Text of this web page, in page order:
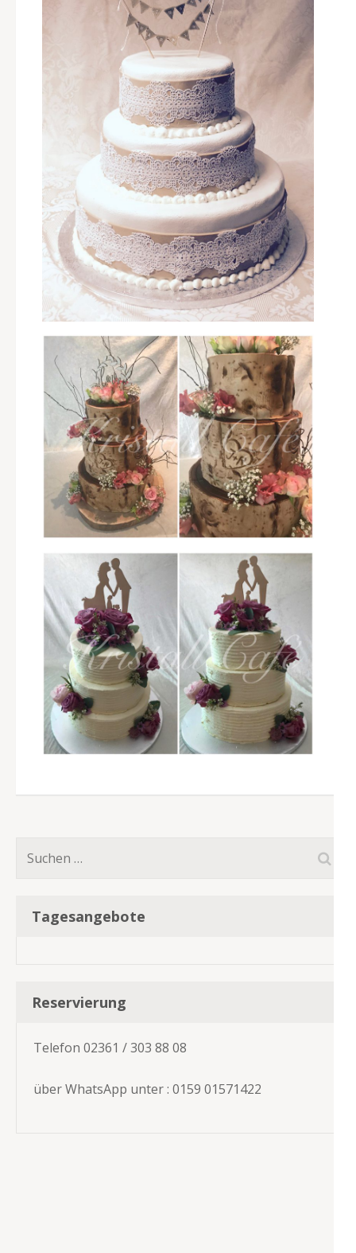
Suchen
Tagesangebote
Reservierung
Telefon 02361 / 303 88 08
über WhatsApp unter : 0159 01571422